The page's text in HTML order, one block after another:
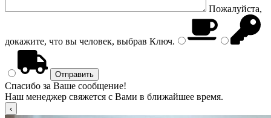
Пожалуйста,
докажите, что вы человек, выбрав Ключ.
Спасибо за Ваше сообщение!
Наш менеджер свяжется с Вами в ближайшее время.